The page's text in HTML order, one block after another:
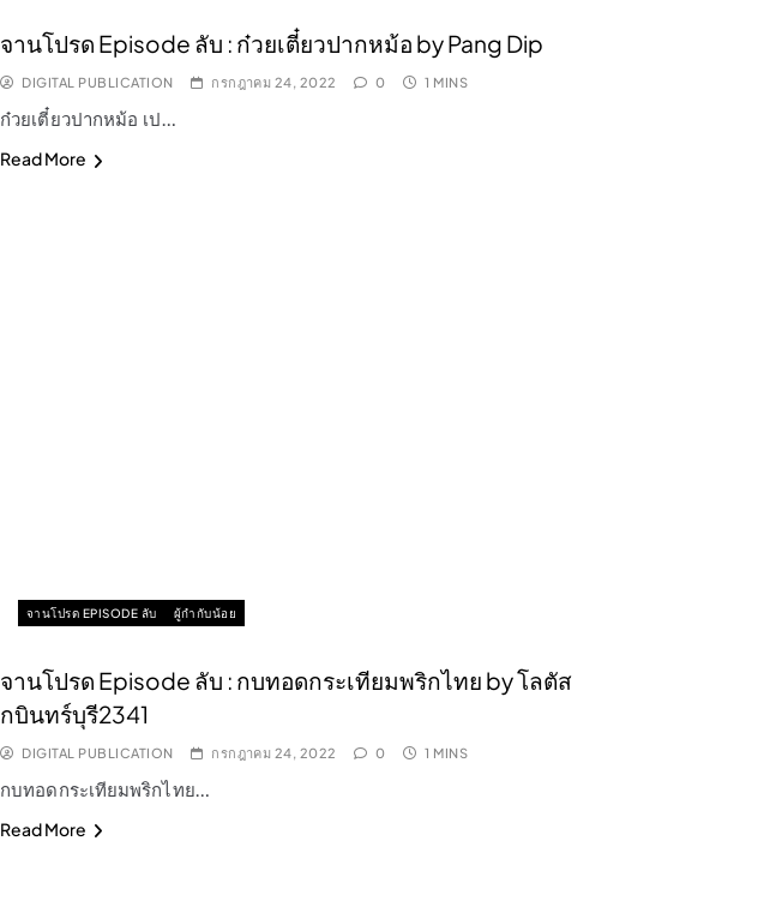
จานโปรด Episode ลับ : ก๋วยเตี๋ยวปากหม้อ by Pang Dip
DIGITAL PUBLICATION กรกฎาคม 24, 2022 0 1 MINS
ก๋วยเตี๋ยวปากหม้อ เป…
Read More
จานโปรด EPISODE ลับ ผู้กำกับน้อย
จานโปรด Episode ลับ : กบทอดกระเทียมพริกไทย by โลตัส
กบินทร์บุรี2341
DIGITAL PUBLICATION กรกฎาคม 24, 2022 0 1 MINS
กบทอดกระเทียมพริกไทย…
Read More